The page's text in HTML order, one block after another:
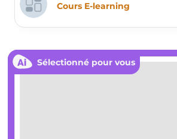
Cours E-learning
Sélectionné pour vous